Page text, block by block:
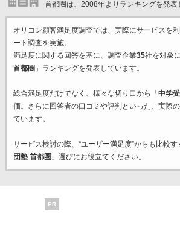
首都圏は、2008年よりランキングを発表
オリコン顧客満足度調査では、実際にサービスを
ート調査を実施。
満足度に関する回答を基に、調査企業35社を対象
首都圏 」ランキングを発表しています。
総合満足度だけでなく、様々な切り口から「 中学
価。さらに回答者の口コミや評判といった、実際
ています。
サービス検討の際、“ユーザー満足度”からも比較す
団塾 首都圏 」選びにお役立てください。
PR